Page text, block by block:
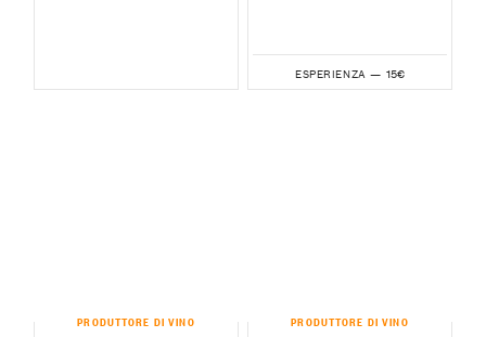
ESPERIENZA — 15€
PRODUTTORE DI VINO PRODUTTORE DI VINO